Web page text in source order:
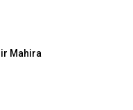
Mahira